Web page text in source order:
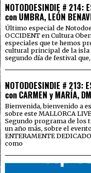
NOTODOESINDIE # 214:
con UMBRA, LEÓN
Último especial de
OCCIDENT en Cultura
especiales que te hemos
cultural principal de la isla
segundo día de festival
NOTODOESINDIE # 213:
con CARMEN y MARÍA,
Bienvenida, bienvenido a
sobre este MALLORCA
Segundo programa de los
un año más, sobre el
ENTERAMENTE
como